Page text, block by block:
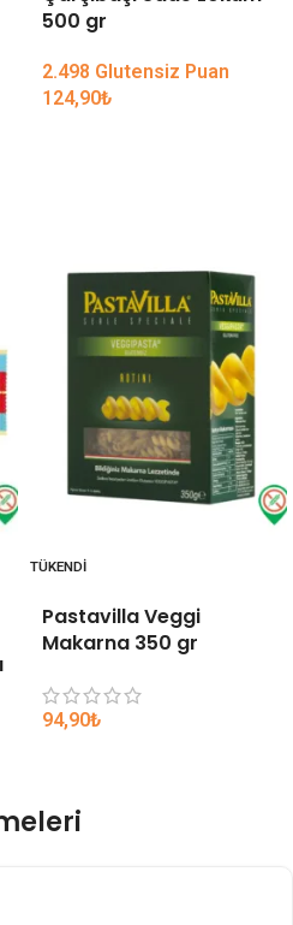
500 gr
2.498 Glutensiz Puan
124,90₺
TÜKENDI
Pastavilla Veggi
Makarna 350 gr
94,90₺